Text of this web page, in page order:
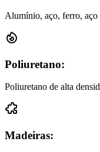
Alumínio, aço, ferro, aço
Poliuretano:
Poliuretano de alta
Madeiras: